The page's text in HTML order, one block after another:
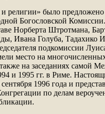
религии» было
Богословской
Норберта Штротмана,
Ивана Голуба, Тадахико
подкомиссии
место на
на заседаниях самой
и 1995 гг. в Риме.
1996 года и
по делам